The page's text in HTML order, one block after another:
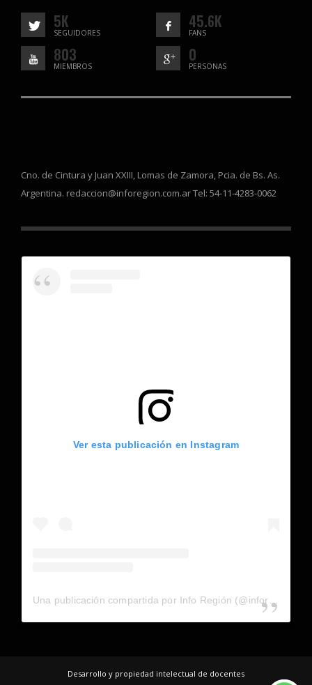
5K 45.6K
803 0
Cno. de Cintura y Juan XXIII, Lomas de Zamora, Pcia. de Bs. As.
Argentina. redaccion@inforegion.com.ar Tel: 54-11-4283-0062
Ver esta publicación en Instagram
Una publicación compartida por Info Región (@inforegion_redes)
Desarrollo y propiedad intelectual de docentes